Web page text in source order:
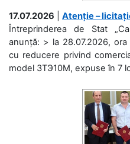
17.07.2026
Atenție –
Întreprinderea de Stat
anunță: > la 28.07.2026,
cu reducere privind
model 3ТЭ10М, expuse în 7